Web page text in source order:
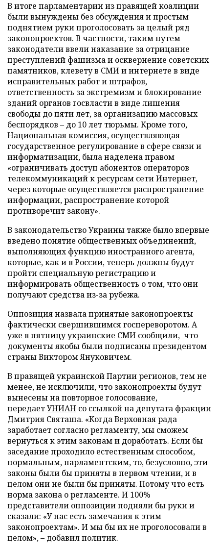
В итоге парламентарии из правящей коалиции
были вынуждены без обсуждения и простым
поднятием руки проголосовать за целый ряд
законопроектов. В частности, таким путем
законодатели ввели наказание за отрицание
преступлений фашизма и осквернение советских
памятников, клевету в СМИ и интернете в виде
исправительных работ и штрафов,
ответственность за экстремизм и блокирование
зданий органов госвласти в виде лишения
свободы до пяти лет, за организацию массовых
беспорядков – до 10 лет тюрьмы. Кроме того,
Национальная комиссия, осуществляющая
государственное регулирование в сфере связи и
информатизации, была наделена правом
«ограничивать доступ абонентов операторов
телекоммуникаций к ресурсам сети Интернет,
через которые осуществляется распространение
информации, распространение которой
противоречит закону».
В законодательство Украины также было впервые
введено понятие общественных объединений,
выполняющих функцию иностранного агента,
которые, как и в России, теперь должны будут
пройти специальную регистрацию и
информировать общественность о том, что они
получают средства из-за рубежа.
Оппозиция назвала принятые законопроекты
фактически свершившимся госпереворотом. А
уже в пятницу украинские СМИ сообщили, что
документы якобы были подписаны президентом
страны Виктором Януковичем.
В правящей украинской Партии регионов, тем не
менее, не исключили, что законопроекты будут
вынесены на повторное голосование,
передаетУНИАН со ссылкой на депутата фракции
Дмитрия Святаша. «Когда Верховная рада
заработает согласно регламенту, мы сможем
вернуться к этим законам и доработать. Если бы
заседание проходило естественным способом,
нормальным, парламентским, то, безусловно, эти
законы были бы приняты в первом чтении, и в
целом они не были бы приняты. Потому что есть
норма закона о регламенте. И 100%
представители оппозиции подняли бы руки и
сказали: «У нас есть замечания к этим
законопроектам». И мы бы их не проголосовали в
целом»,– добавил политик.